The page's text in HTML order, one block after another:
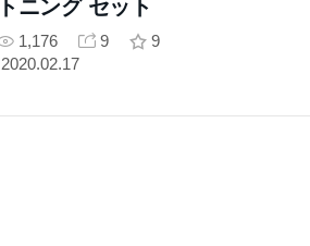
トニング セット
1,176 9
9
2020.02.17